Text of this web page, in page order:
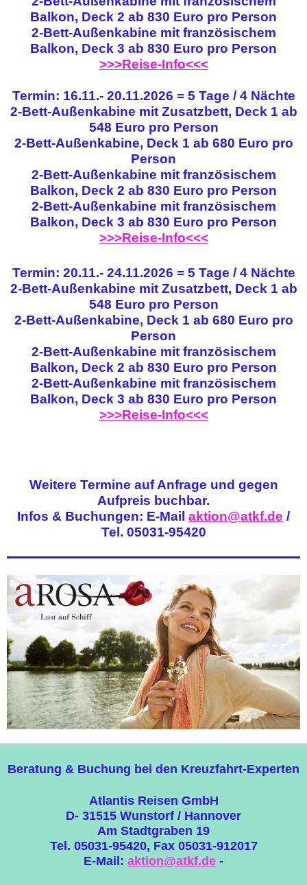
Balkon, Deck 2 ab 830 Euro pro Person
2-Bett-Außenkabine mit französischem
Balkon, Deck 3 ab 830 Euro pro Person
>>>Reise-Info<<<
Termin: 16.11.- 20.11.2026 = 5 Tage / 4 Nächte
2-Bett-Außenkabine mit Zusatzbett, Deck 1 ab
548 Euro pro Person
2-Bett-Außenkabine, Deck 1 ab 680 Euro pro
Person
2-Bett-Außenkabine mit französischem
Balkon, Deck 2 ab 830 Euro pro Person
2-Bett-Außenkabine mit französischem
Balkon, Deck 3 ab 830 Euro pro Person
>>>Reise-Info<<<
Termin: 20.11.- 24.11.2026 = 5 Tage / 4 Nächte
2-Bett-Außenkabine mit Zusatzbett, Deck 1 ab
548 Euro pro Person
2-Bett-Außenkabine, Deck 1 ab 680 Euro pro
Person
2-Bett-Außenkabine mit französischem
Balkon, Deck 2 ab 830 Euro pro Person
2-Bett-Außenkabine mit französischem
Balkon, Deck 3 ab 830 Euro pro Person
>>>Reise-Info<<<
Weitere Termine auf Anfrage und gegen
Aufpreis buchbar.
Infos & Buchungen: E-Mail aktion@atkf.de /
Tel. 05031-95420
Beratung & Buchung bei den Kreuzfahrt-Experten
Atlantis Reisen GmbH
D- 31515 Wunstorf / Hannover
Am Stadtgraben 19
Tel. 05031-95420, Fax 05031-912017
E-Mail: aktion@atkf.de -